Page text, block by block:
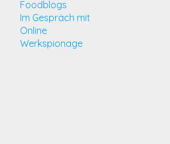
Foodblogs
Im Gespräch mit
Online
Werkspionage